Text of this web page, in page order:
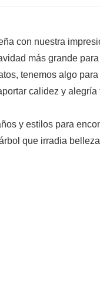
con nuestra
más grande
tenemos algo para
calidez y
y estilos para
que irradia